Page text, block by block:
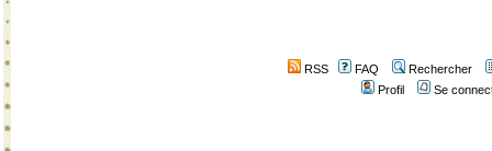
RSS FAQ
Rechercher
Profil
Se